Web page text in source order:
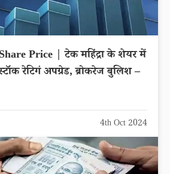
Price | टेक महिंद्रा के शेयर में
रेटिगं अपग्रेड, ब्रोकरेज बुलिश –
4th Oct 2024